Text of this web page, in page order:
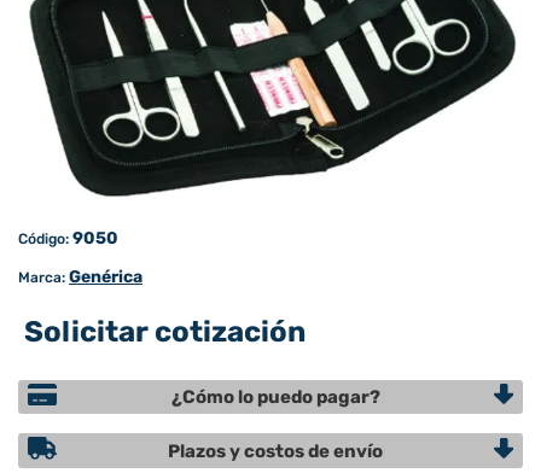
Código: 9050
Marca: Genérica
Solicitar cotización
¿Cómo lo puedo pagar?
Plazos y costos de envío